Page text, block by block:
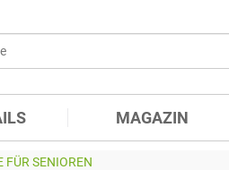
MAGAZIN
FÜR SENIOREN